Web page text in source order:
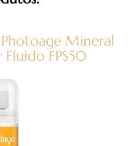
Mineral
FPS50